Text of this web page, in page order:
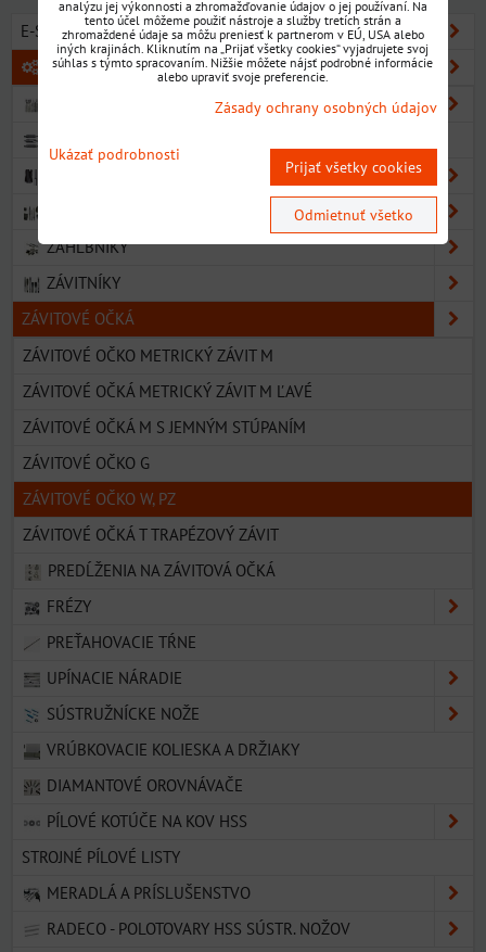
E-SHOP SORTIMENT
KOVOOBRÁBACIE NÁSTROJE
ZÁHLBNÍKY
ZÁVITNÍKY
ZÁVITOVÉ OČKÁ
ZÁVITOVÉ OČKO METRICKÝ ZÁVIT M
ZÁVITOVÉ OČKÁ METRICKÝ ZÁVIT M ĽAVÉ
ZÁVITOVÉ OČKÁ M S JEMNÝM STÚPANÍM
ZÁVITOVÉ OČKO G
ZÁVITOVÉ OČKO W, PZ
ZÁVITOVÉ OČKÁ T TRAPÉZOVÝ ZÁVIT
PREDĹŽENIA NA ZÁVITOVÁ OČKÁ
FRÉZY
PREŤAHOVACIE TŔNE
UPÍNACIE NÁRADIE
SÚSTRUŽNÍCKE NOŽE
VRÚBKOVACIE KOLIESKA A DRŽIAKY
DIAMANTOVÉ OROVNÁVAČE
PÍLOVÉ KOTÚČE NA KOV HSS
STROJNÉ PÍLOVÉ LISTY
MERADLÁ A PRÍSLUŠENSTVO
RADECO - POLOTOVARY HSS SÚSTR. NOŽOV
analýzu jej výkonnosti a zhromažďovanie údajov o jej používaní. Na
tento účel môžeme použiť nástroje a služby tretích strán a
zhromaždené údaje sa môžu preniesť k partnerom v EÚ, USA alebo
iných krajinách. Kliknutím na „Prijať všetky cookies“ vyjadrujete svoj
súhlas s týmto spracovaním. Nižšie môžete nájsť podrobné informácie
alebo upraviť svoje preferencie.
Zásady ochrany osobných údajov
Ukázať podrobnosti
Prijať všetky cookies
Odmietnuť všetko